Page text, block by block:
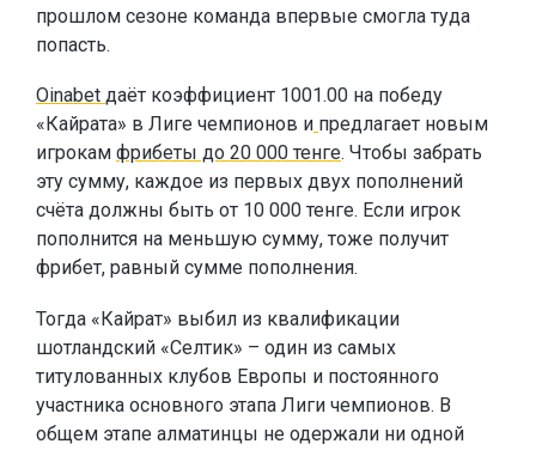
прошлом сезоне команда впервые смогла туда
попасть.
Oinabet даёт коэффициент 1001.00 на победу
«Кайрата» в Лиге чемпионов и предлагает новым
игрокам фрибеты до 20 000 тенге. Чтобы забрать
эту сумму, каждое из первых двух пополнений
счёта должны быть от 10 000 тенге. Если игрок
пополнится на меньшую сумму, тоже получит
фрибет, равный сумме пополнения.
Тогда «Кайрат» выбил из квалификации
шотландский «Селтик» – один из самых
титулованных клубов Европы и постоянного
участника основного этапа Лиги чемпионов. В
общем этапе алматинцы не одержали ни одной